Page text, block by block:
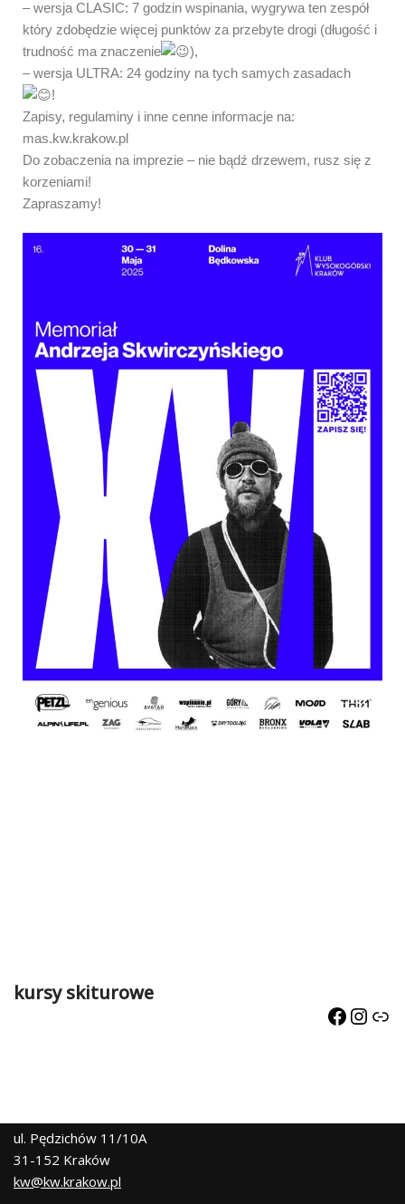
– wersja CLASIC: 7 godzin wspinania, wygrywa ten zespół
który zdobędzie więcej punktów za przebyte drogi (długość i
trudność ma znaczenie
),
– wersja ULTRA: 24 godziny na tych samych zasadach
!
Zapisy, regulaminy i inne cenne informacje na:
mas.kw.krakow.pl
Do zobaczenia na imprezie – nie bądź drzewem, rusz się z
korzeniami!
Zapraszamy!
kursy skiturowe
ul. Pędzichów 11/10A
31-152 Kraków
kw@kw.krakow.pl